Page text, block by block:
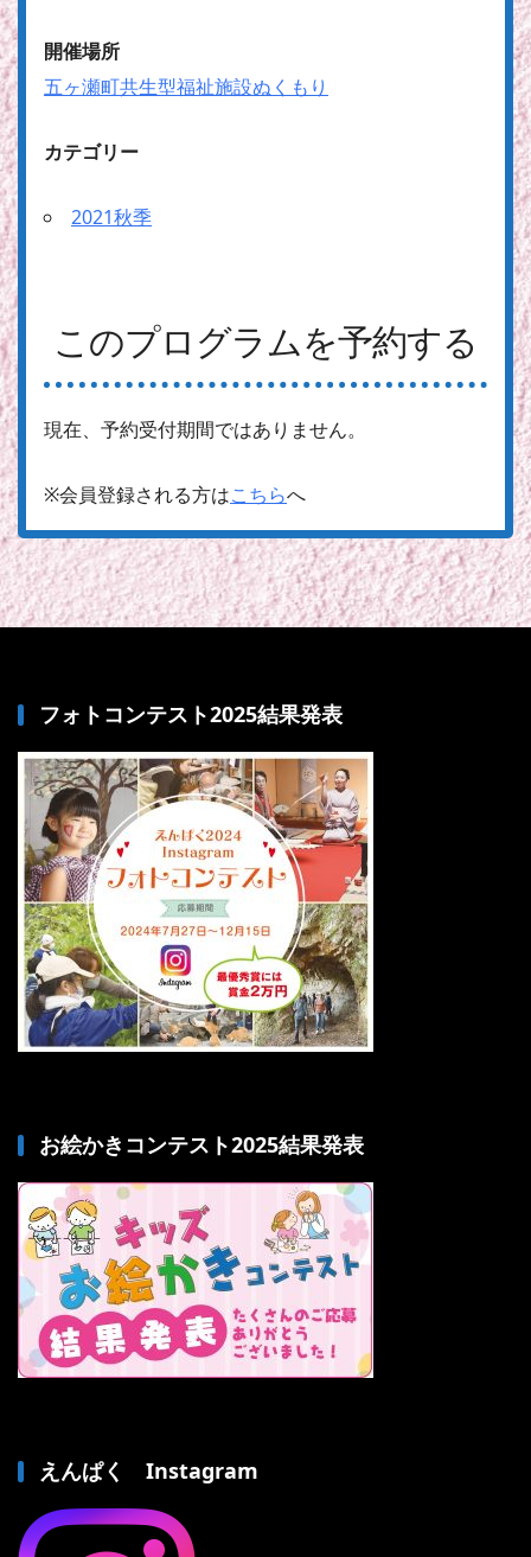
開催場所
五ヶ瀬町共生型福祉施設ぬくもり
カテゴリー
2021秋季
このプログラムを予約する
現在、予約受付期間ではありません。
※会員登録される方はこちらへ
フォトコンテスト2025結果発表
お絵かきコンテスト2025結果発表
えんぱく Instagram